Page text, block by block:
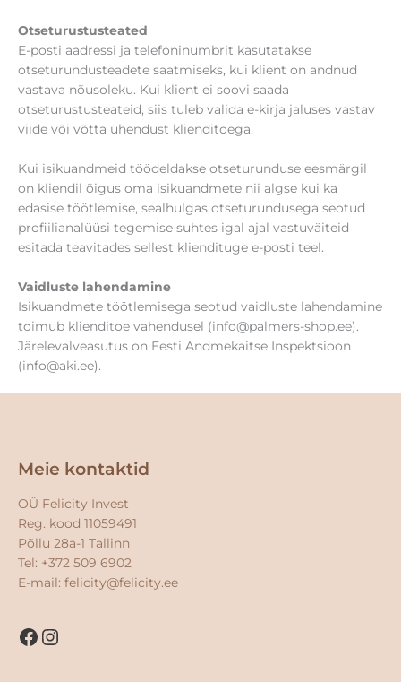
Otseturustusteated
E-posti aadressi ja telefoninumbrit kasutatakse
otseturundusteadete saatmiseks, kui klient on andnud
vastava nõusoleku. Kui klient ei soovi saada
otseturustusteateid, siis tuleb valida e-kirja jaluses vastav
viide või võtta ühendust klienditoega.
Kui isikuandmeid töödeldakse otseturunduse eesmärgil
on kliendil õigus oma isikuandmete nii algse kui ka
edasise töötlemise, sealhulgas otseturundusega seotud
profiilianalüüsi tegemise suhtes igal ajal vastuväiteid
esitada teavitades sellest kliendituge e-posti teel.
Vaidluste lahendamine
Isikuandmete töötlemisega seotud vaidluste lahendamine
toimub klienditoe vahendusel (info@palmers-shop.ee).
Järelevalveasutus on Eesti Andmekaitse Inspektsioon
(info@aki.ee).
Meie kontaktid
OÜ Felicity Invest
Reg. kood 11059491
Põllu 28a-1 Tallinn
Tel: +372 509 6902
E-mail: felicity@felicity.ee
Facebook
Instagram